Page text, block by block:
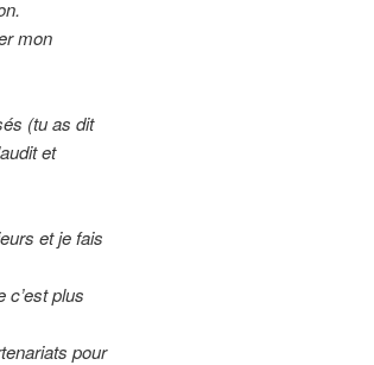
mon
(tu as dit
et
et je fais
c’est plus
pour